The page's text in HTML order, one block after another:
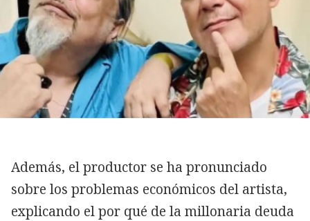
Además, el productor se ha pronunciado
sobre los problemas económicos del artista,
explicando el por qué de la millonaria deuda